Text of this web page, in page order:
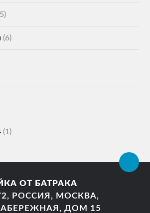
(6)
(1)
ОТ БАТРАКА
РОССИЯ, МОСКВА,
ДОМ 15